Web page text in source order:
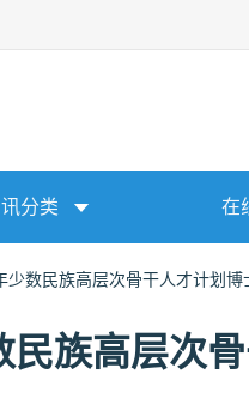
分类 在
少数民族高层次骨干人才计划
族高层次